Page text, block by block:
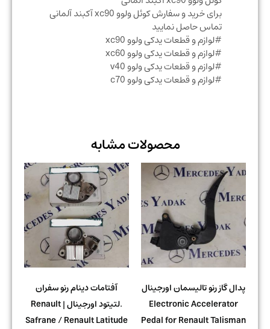
برای خرید و سفارش کوئل ولوو xc90 آکبند آلمانی
تماس حاصل نمایید
#لوازم و قطعات یدکی ولوو xc90
#لوازم و قطعات یدکی ولوو xc60
#لوازم و قطعات یدکی ولوو v40
#لوازم و قطعات یدکی ولوو c70
محصولات مشابه
پدال گاز رنو تالیسمان اورجینال
Electronic Accelerator
Pedal for Renault Talisman
آفتامات دینام رنو سفران
.لتیتود اورجینال | Renault
Safrane / Renault Latitude